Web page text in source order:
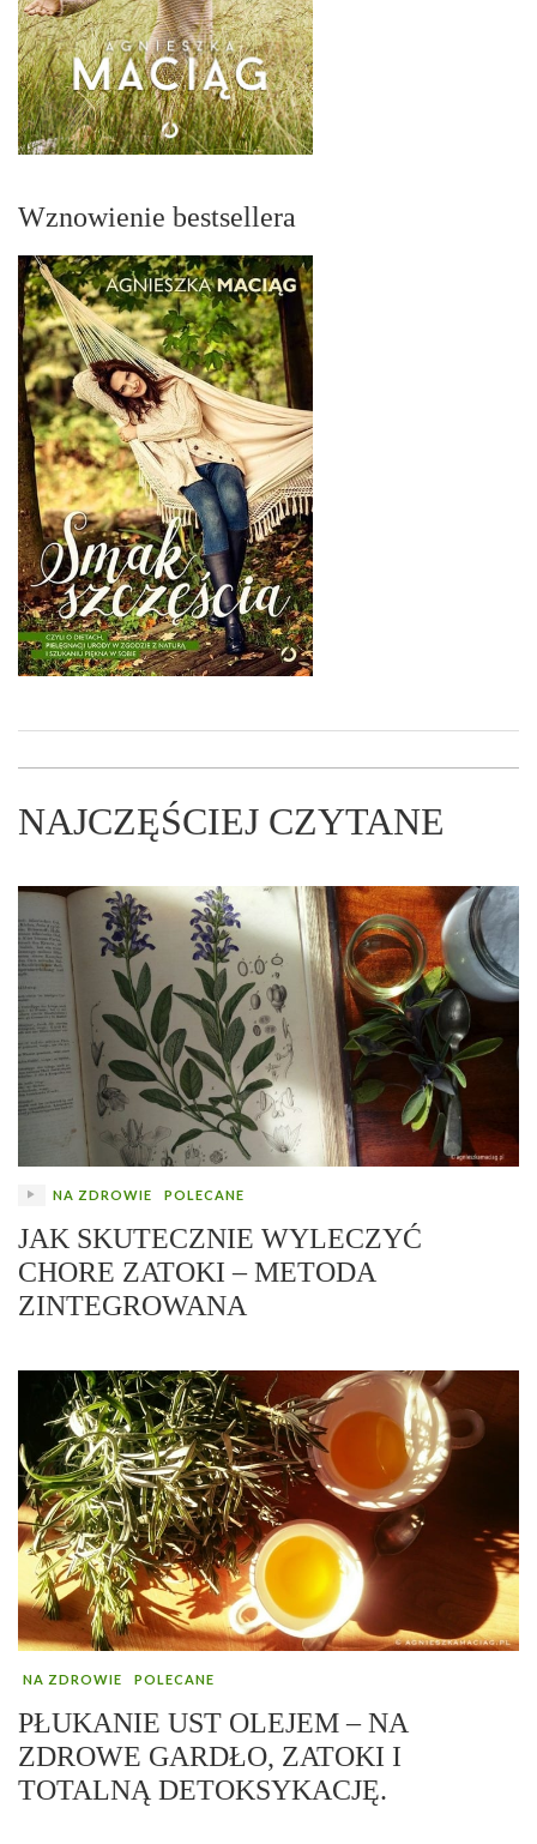
Wznowienie bestsellera
NAJCZĘŚCIEJ CZYTANE
NA ZDROWIE POLECANE
JAK SKUTECZNIE WYLECZYĆ
CHORE ZATOKI – METODA
ZINTEGROWANA
NA ZDROWIE POLECANE
PŁUKANIE UST OLEJEM – NA
ZDROWE GARDŁO, ZATOKI I
TOTALNĄ DETOKSYKACJĘ.